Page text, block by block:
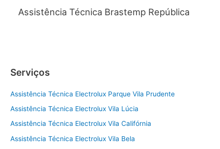
Assistência Técnica Brastemp República
Serviços
Assistência Técnica Electrolux Parque Vila Prudente
Assistência Técnica Electrolux Vila Lúcia
Assistência Técnica Electrolux Vila Califórnia
Assistência Técnica Electrolux Vila Bela